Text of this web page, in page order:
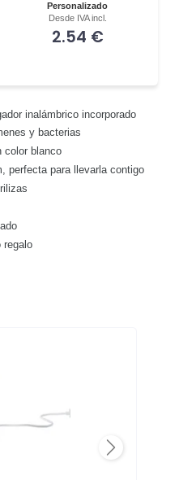
Personalizado
Desde IVA incl.
2.54 €
inalámbrico incorporado
y bacterias
color blanco
perfecta para llevarla contigo
regalo
Next